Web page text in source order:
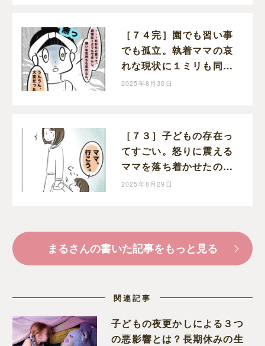
［７４完］園でも習い事
でも孤立。執着ママの哀
れな現状に１ミリも同情
できない。執着ママにロ
2025年8月30日
［７３］子どもの存在っ
てすごい。怒りに震える
ママを落ち着かせたのは
幼い娘。執着ママにロッ
2025年8月29日
まるさんの書いた記事をもっと見る
関連記事
子どもの夜更かしによる３つ
の悪影響とは？長期休みの生